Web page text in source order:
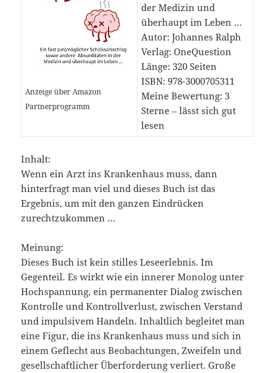
Anzeige über Amazon
Partnerprogramm
der Medizin und
überhaupt im Leben …
Autor: Johannes Ralph
Verlag: OneQuestion
Länge: 320 Seiten
ISBN: 978-3000705311
Meine Bewertung: 3
Sterne – lässt sich gut
lesen
Inhalt:
Wenn ein Arzt ins Krankenhaus muss, dann
hinterfragt man viel und dieses Buch ist das
Ergebnis, um mit den ganzen Eindrücken
zurechtzukommen …
Meinung:
Dieses Buch ist kein stilles Leseerlebnis. Im
Gegenteil. Es wirkt wie ein innerer Monolog unter
Hochspannung, ein permanenter Dialog zwischen
Kontrolle und Kontrollverlust, zwischen Verstand
und impulsivem Handeln. Inhaltlich begleitet man
eine Figur, die ins Krankenhaus muss und sich in
einem Geflecht aus Beobachtungen, Zweifeln und
gesellschaftlicher Überforderung verliert. Große